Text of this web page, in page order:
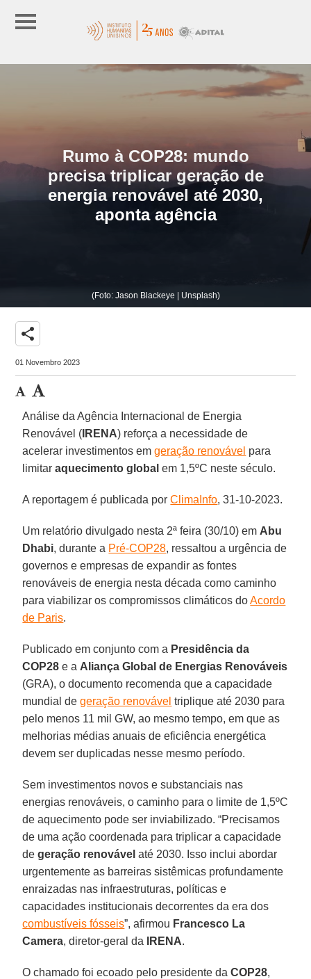
Rumo à COP28: mundo
precisa triplicar geração de
energia renovável até 2030,
aponta agência
(Foto: Jason Blackeye | Unsplash)
share
01 Novembro 2023
Análise da Agência Internacional de Energia
Renovável ( IRENA) reforça a necessidade de
acelerar investimentos emgeração renovável para
limitar aquecimento global em 1,5ºC neste século.
A reportagem é publicada porClimaInfo, 31-10-2023.
Um relatório divulgado nesta 2ª feira (30/10) em Abu
Dhabi, durante a Pré-COP28, ressaltou a urgência de
governos e empresas de expandir as fontes
renováveis de energia nesta década como caminho
para viabilizar os compromissos climáticos doAcordo
de Paris.
Publicado em conjunto com a Presidência da
COP28 e a Aliança Global de Energias Renováveis
(GRA), o documento recomenda que a capacidade
mundial degeração renovável triplique até 2030 para
pelo menos 11 mil GW, ao mesmo tempo, em que as
melhorias médias anuais de eficiência energética
devem ser duplicadas nesse mesmo período.
Sem investimentos novos e substanciais nas
energias renováveis, o caminho para o limite de 1,5ºC
de aquecimento pode ser inviabilizado. “Precisamos
de uma ação coordenada para triplicar a capacidade
degeração renovável até 2030. Isso inclui abordar
urgentemente as barreiras sistêmicas profundamente
enraizadas nas infraestruturas, políticas e
capacidades institucionais decorrentes da era dos
combustíveis fósseis”, afirmou Francesco La
Camera, diretor-geral da IRENA.
O chamado foi ecoado pelo presidente daCOP28,